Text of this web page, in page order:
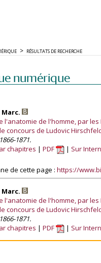
RÉSULTATS DE RECHERCHE
numérique
l'anatomie de l'homme, par
concours de Ludovic
1871.
chapitres PDF Sur
de cette page : https://
l'anatomie de l'homme, par
concours de Ludovic
1871.
chapitres PDF Sur